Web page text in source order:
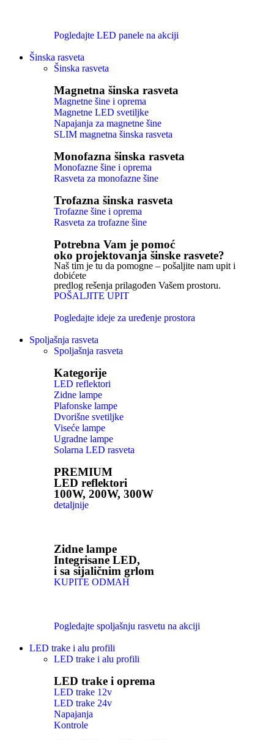
Pogledajte LED panele na akciji
Šinska rasveta
Šinska rasveta
Magnetna šinska rasveta
Magnetne šine i oprema
Magnetne LED svetiljke
Napajanja za magnetne šine
SLIM magnetna šinska rasveta
Monofazna šinska rasveta
Monofazne šine i oprema
Rasveta za monofazne šine
Trofazna šinska rasveta
Trofazne šine i oprema
Rasveta za trofazne šine
Potrebna Vam je pomoć
oko projektovanja šinske rasvete?
Naš tim je tu da pomogne – pošaljite nam upit i
dobićete
predlog rešenja prilagođen Vašem prostoru.
POŠALJITE UPIT
Pogledajte ideje za uređenje prostora
Spoljašnja rasveta
Spoljašnja rasveta
Kategorije
LED reflektori
Zidne lampe
Plafonske lampe
Dvorišne svetiljke
Viseće lampe
Ugradne lampe
Solarna LED rasveta
PREMIUM
LED reflektori
100W, 200W, 300W
detaljnije
Zidne lampe
Integrisane LED,
i sa sijaličnim grlom
KUPITE ODMAH
Pogledajte spoljašnju rasvetu na akciji
LED trake i alu profili
LED trake i alu profili
LED trake i oprema
LED trake 12v
LED trake 24v
Napajanja
Kontrole